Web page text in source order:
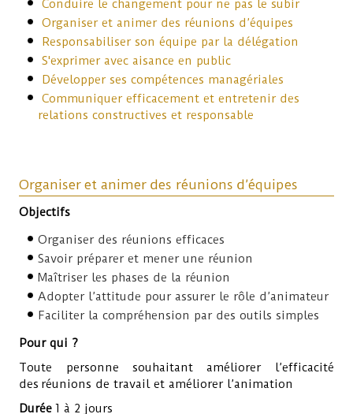
Conduire le changement pour ne pas le subir
Organiser et animer des réunions d’équipes
Responsabiliser son équipe par la délégation
S'exprimer avec aisance en public
Développer ses compétences managériales
Communiquer efficacement et entretenir des
relations constructives et responsable
Organiser et animer des réunions d’équipes
Objectifs
Organiser des réunions efficaces
Savoir préparer et mener une réunion
Maîtriser les phases de la réunion
Adopter l’attitude pour assurer le rôle d’animateur
Faciliter la compréhension par des outils simples
Pour qui ?
Toute personne souhaitant améliorer l’efficacité
des réunions de travail et améliorer l’animation
Durée 1 à 2 jours